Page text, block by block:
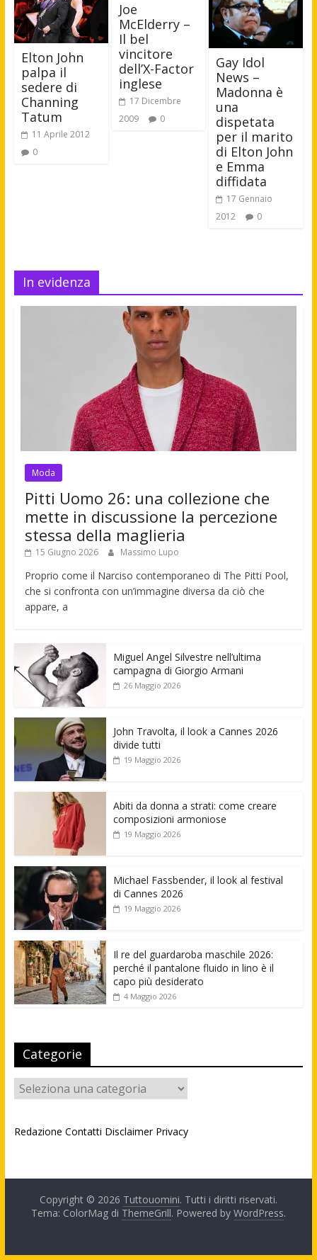
Elton John
palpa il
sedere di
Channing
Tatum
11 Aprile 2012
0
Joe
McElderry –
Il bel
vincitore
dell’X-Factor
inglese
17 Dicembre
2009
0
Gay Idol
News –
Madonna è
una
dispetata
per il marito
di Elton John
e Emma
diffidata
17 Gennaio
2012
0
In evidenza
Moda
Pitti Uomo 26: una collezione che
mette in discussione la percezione
stessa della maglieria
15 Giugno 2026 Massimo Lupo
Proprio come il Narciso contemporaneo di The Pitti Pool,
che si confronta con un’immagine diversa da ciò che
appare, a
Miguel Angel Silvestre nell’ultima
campagna di Giorgio Armani
26 Maggio 2026
John Travolta, il look a Cannes 2026
divide tutti
19 Maggio 2026
Abiti da donna a strati: come creare
composizioni armoniose
19 Maggio 2026
Michael Fassbender, il look al festival
di Cannes 2026
19 Maggio 2026
Il re del guardaroba maschile 2026:
perché il pantalone fluido in lino è il
capo più desiderato
4 Maggio 2026
Categorie
Categorie
Redazione Contatti Disclaimer Privacy
Copyright © 2026 Tuttouomini. Tutti i diritti riservati.
Tema: ColorMag di ThemeGrill. Powered by WordPress.